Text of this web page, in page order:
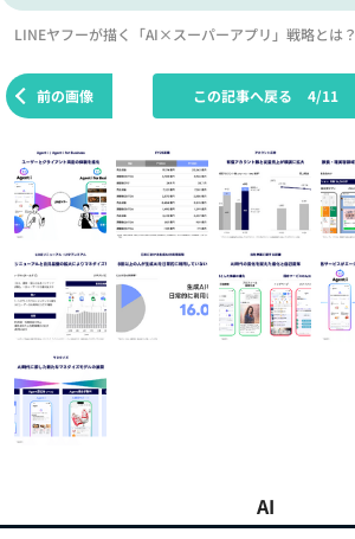
LINEヤフーが描く「AI×スーパーアプリ」戦略とは？
前の画像 この記事へ戻る 4/11
AI